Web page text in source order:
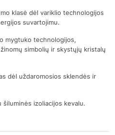
klasė dėl variklio technologijos
suvartojimu.
mygtuko technologijos,
simbolių ir skystųjų kristalų
dėl uždaromosios sklendės ir
izoliacijos kevalu.